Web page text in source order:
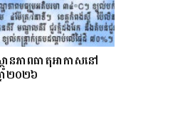
នភាពធាតុអាកាសនៅ
ាំ២០២៦